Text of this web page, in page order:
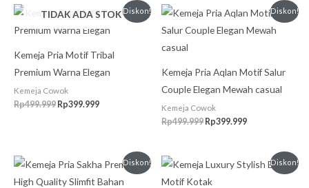
Diskon!
TIDAK ADA STOK
Kemeja Pria Motif Tribal
Premium Warna Elegan
Kemeja Cowok
Rp499.999
aslinya
adalah:
Rp399.999
saat
ini
Rp399.999.
Diskon!
Kemeja Pria Aqlan Motif Salur
Couple Elegan Mewah casual
Kemeja Cowok
Rp499.999
Harga
aslinya
adalah:
Rp399.999
Harga
saat
ini
Diskon!
Harga
aslinya
adalah:
Harga
saat
ini
Diskon!
Harga
aslinya
adalah:
Harga
saat